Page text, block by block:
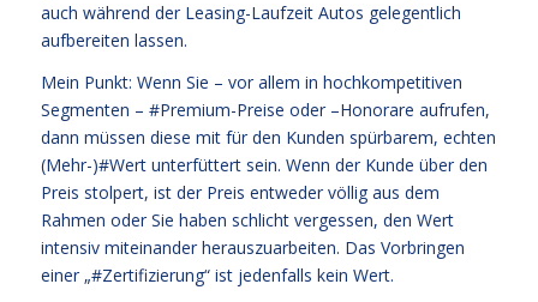
auch während der Leasing-Laufzeit Autos gelegentlich
aufbereiten lassen.
Mein Punkt: Wenn Sie – vor allem in hochkompetitiven
Segmenten – #Premium-Preise oder –Honorare aufrufen,
dann müssen diese mit für den Kunden spürbarem, echten
(Mehr-)#Wert unterfüttert sein. Wenn der Kunde über den
Preis stolpert, ist der Preis entweder völlig aus dem
Rahmen oder Sie haben schlicht vergessen, den Wert
intensiv miteinander herauszuarbeiten. Das Vorbringen
einer „#Zertifizierung“ ist jedenfalls kein Wert.